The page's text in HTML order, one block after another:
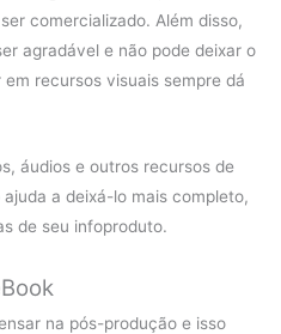
comercializado. Além disso,
agradável e não pode deixar o
recursos visuais sempre dá
áudios e outros recursos de
a deixá-lo mais completo,
de seu infoproduto.
na pós-produção e isso